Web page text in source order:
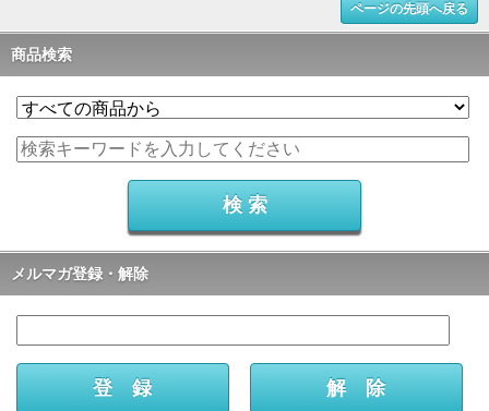
ページの先頭へ戻る
商品検索
メルマガ登録・解除